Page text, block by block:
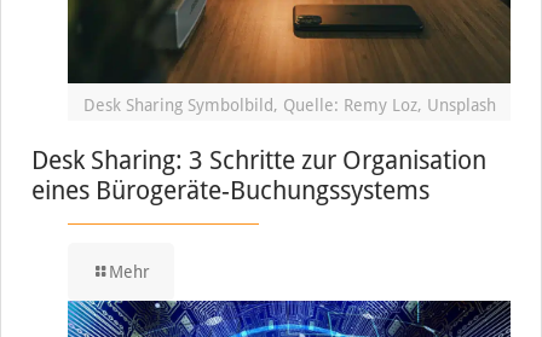
Desk Sharing Symbolbild, Quelle: Remy Loz, Unsplash
Desk Sharing: 3 Schritte zur Organisation
eines Bürogeräte-Buchungssystems
Mehr